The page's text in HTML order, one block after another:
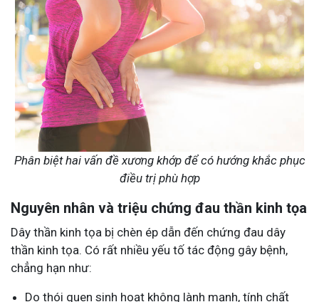
Phân biệt hai vấn đề xương khớp để có hướng khắc phục
điều trị phù hợp
Nguyên nhân và triệu chứng đau thần kinh tọa
Dây thần kinh tọa bị chèn ép dẫn đến chứng đau dây
thần kinh tọa. Có rất nhiều yếu tố tác động gây bệnh,
chẳng hạn như:
Do thói quen sinh hoạt không lành mạnh, tính chất